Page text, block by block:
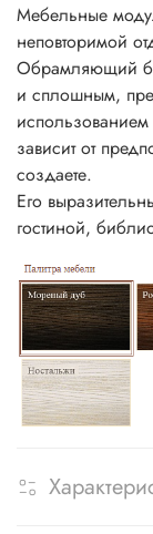
Мебельные
неповторимой
Обрамляющий
и сплошным,
зависит от
создаете.
Его
гостиной,